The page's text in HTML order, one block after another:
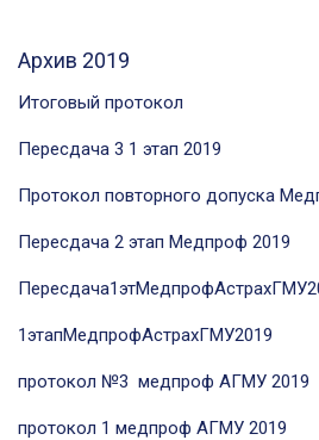
Архив 2019
Итоговый протокол
Пересдача 3 1 этап 2019
Протокол повторного допуска
Пересдача 2 этап Медпроф 2019
1этапМедпрофАстрахГМУ2019
протокол №3 медпроф АГМУ 2019
протокол 1 медпроф АГМУ 2019